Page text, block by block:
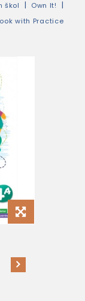
škol
Own It!
with Practice